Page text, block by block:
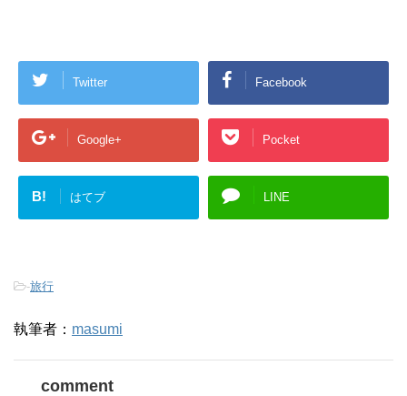
Twitter Facebook
Google+ Pocket
B! はてブ LINE
-旅行
執筆者： masumi
comment